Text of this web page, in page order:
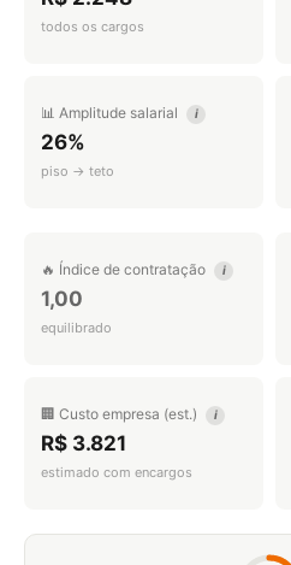
todos os cargos
📊 Amplitude salarial i
26%
piso → teto
🔥 Índice de contratação i
1,00
equilibrado
🏢 Custo empresa (est.) i
R$ 3.821
estimado com encargos